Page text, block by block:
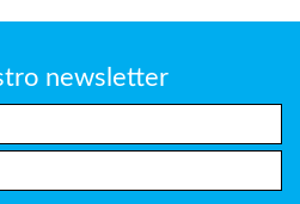
newsletter